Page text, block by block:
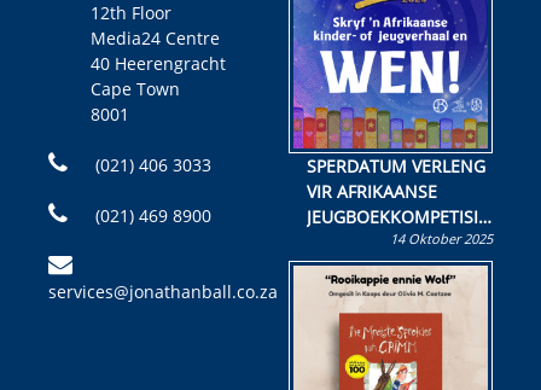
12th Floor
Media24 Centre
40 Heerengracht
Cape Town
8001
(021) 406 3033
(021) 469 8900
services@jonathanball.co.za
SPERDATUM VERLENG
VIR AFRIKAANSE
JEUGBOEKKOMPETISIE
Skryf ’n jeugboek of
kinderboek en staan ’n
kans om R50 000 te
wen!
14 Oktober 2025